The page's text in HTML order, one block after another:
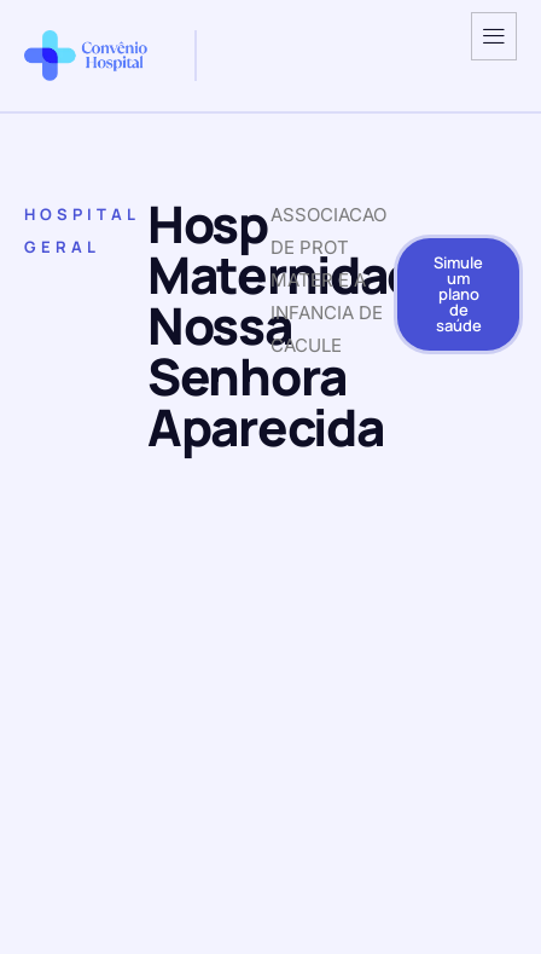
HOSPITAL
GERAL
Hosp
Maternidade
Nossa
Senhora
Aparecida
ASSOCIACAO
DE PROT
MATER E A
INFANCIA DE
CACULE
Simule
um
plano
de
saúde